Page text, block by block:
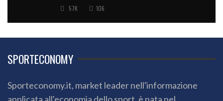
57K 106
SPORTECONOMY
Sporteconomy.it, market leader nell'informazione